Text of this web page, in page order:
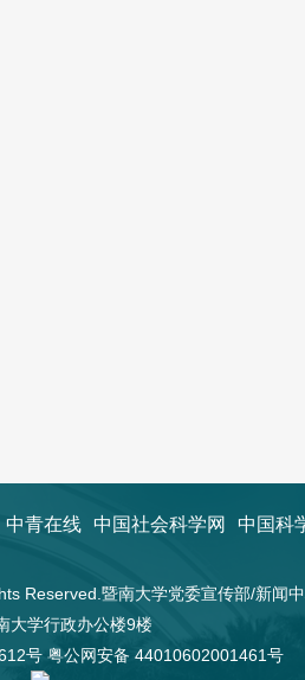
中青在线 中国社会科学网 中国科
Reserved.暨南大学党委宣传部/新闻
大学行政办公楼9楼
号 粤公网安备 44010602001461号